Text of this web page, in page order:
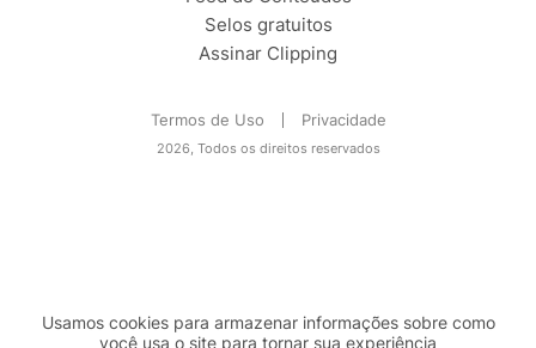
Selos gratuitos
Assinar Clipping
Termos de Uso Privacidade
2026, Todos os direitos reservados
Usamos cookies para armazenar informações sobre como
você usa o site para tornar sua experiência